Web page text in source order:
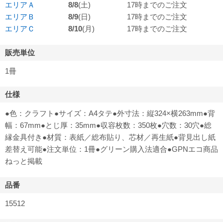
エリアＡ
8/8(土)
17時までのご注文
エリアＢ
8/9(日)
17時までのご注文
エリアＣ
8/10(月) 17時までのご注文
販売単位
1冊
仕様
●色：クラフト●サイズ：A4タテ●外寸法：縦324×横263mm●背
幅：67mm●とじ厚：35mm●収容枚数：350枚●穴数：30穴●総
縁金具付き●材質：表紙／総布貼り、芯材／再生紙●背見出し紙
差替え可能●注文単位：1冊●グリーン購入法適合●GPNエコ商品
ねっと掲載
品番
15512